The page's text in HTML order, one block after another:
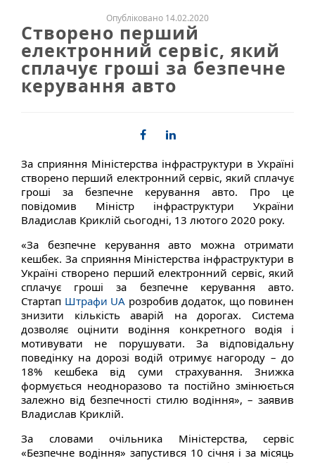
Опубліковано 14.02.2020
Створено перший
електронний сервіс, який
сплачує гроші за безпечне
керування авто
За сприяння Міністерства інфраструктури в Україні
створено перший електронний сервіс, який сплачує
гроші за безпечне керування авто. Про це
повідомив Міністр інфраструктури України
Владислав Криклій сьогодні, 13 лютого 2020 року.
«За безпечне керування авто можна отримати
кешбек. За сприяння Міністерства інфраструктури в
Україні створено перший електронний сервіс, який
сплачує гроші за безпечне керування авто.
Стартап Штрафи UA розробив додаток, що повинен
знизити кількість аварій на дорогах. Система
дозволяє оцінити водіння конкретного водія і
мотивувати не порушувати. За відповідальну
поведінку на дорозі водій отримує нагороду – до
18% кешбека від суми страхування. Знижка
формується неодноразово та постійно змінюється
залежно від безпечності стилю водіння», – заявив
Владислав Криклій.
За словами очільника Міністерства, сервіс
«Безпечне водіння» запустився 10 січня і за місяць